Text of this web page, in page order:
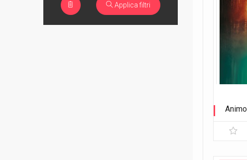
Applica filtri